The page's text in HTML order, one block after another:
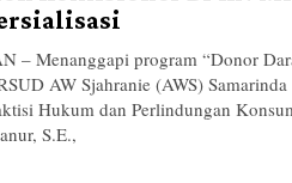
– Menanggapi program “Donor
AW Sjahranie (AWS) Samarinda
Hukum dan Perlindungan
S.E.,